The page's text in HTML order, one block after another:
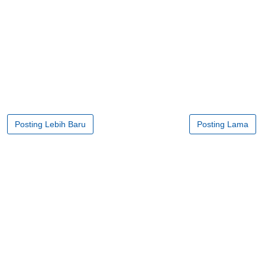
Posting Lebih Baru Posting Lama